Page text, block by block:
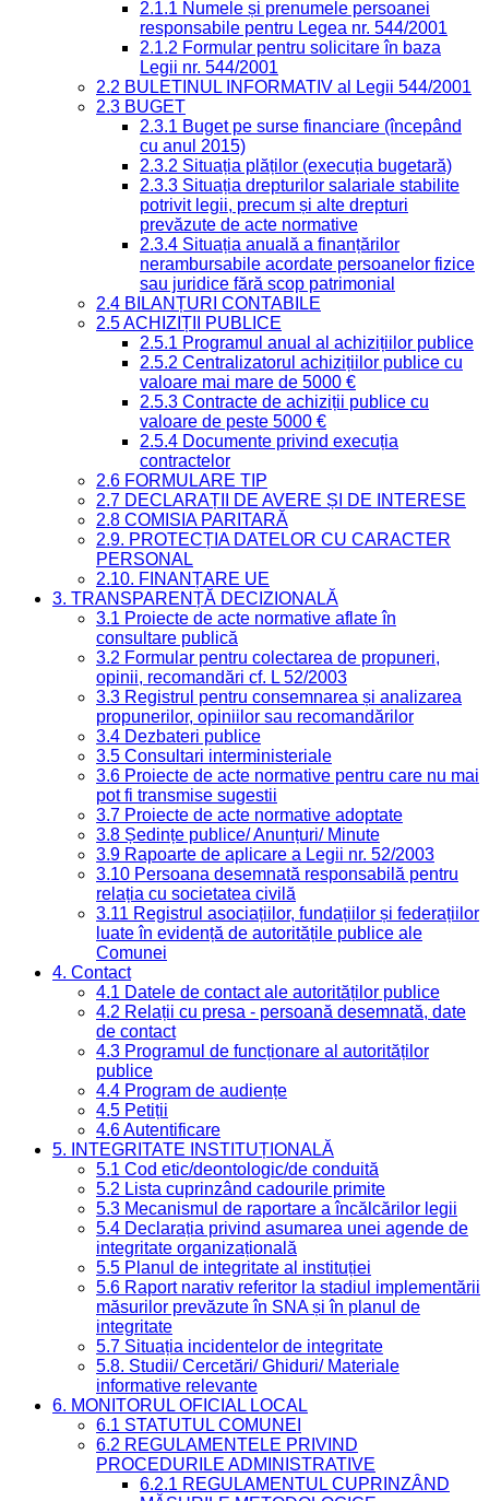
2.1.1 Numele și prenumele persoanei
responsabile pentru Legea nr. 544/2001
2.1.2 Formular pentru solicitare în baza
Legii nr. 544/2001
2.2 BULETINUL INFORMATIV al Legii 544/2001
2.3 BUGET
2.3.1 Buget pe surse financiare (începând
cu anul 2015)
2.3.2 Situația plăților (execuția bugetară)
2.3.3 Situația drepturilor salariale stabilite
potrivit legii, precum și alte drepturi
prevăzute de acte normative
2.3.4 Situația anuală a finanțărilor
nerambursabile acordate persoanelor fizice
sau juridice fără scop patrimonial
2.4 BILANȚURI CONTABILE
2.5 ACHIZIȚII PUBLICE
2.5.1 Programul anual al achizițiilor publice
2.5.2 Centralizatorul achizițiilor publice cu
valoare mai mare de 5000 €
2.5.3 Contracte de achiziții publice cu
valoare de peste 5000 €
2.5.4 Documente privind execuția
contractelor
2.6 FORMULARE TIP
2.7 DECLARAȚII DE AVERE ȘI DE INTERESE
2.8 COMISIA PARITARĂ
2.9. PROTECȚIA DATELOR CU CARACTER
PERSONAL
2.10. FINANȚARE UE
3. TRANSPARENȚĂ DECIZIONALĂ
3.1 Proiecte de acte normative aflate în
consultare publică
3.2 Formular pentru colectarea de propuneri,
opinii, recomandări cf. L 52/2003
3.3 Registrul pentru consemnarea și analizarea
propunerilor, opiniilor sau recomandărilor
3.4 Dezbateri publice
3.5 Consultari interministeriale
3.6 Proiecte de acte normative pentru care nu mai
pot fi transmise sugestii
3.7 Proiecte de acte normative adoptate
3.8 Ședințe publice/ Anunțuri/ Minute
3.9 Rapoarte de aplicare a Legii nr. 52/2003
3.10 Persoana desemnată responsabilă pentru
relația cu societatea civilă
3.11 Registrul asociațiilor, fundațiilor și federațiilor
luate în evidență de autoritățile publice ale
Comunei
4. Contact
4.1 Datele de contact ale autorităților publice
4.2 Relații cu presa - persoană desemnată, date
de contact
4.3 Programul de funcționare al autorităților
publice
4.4 Program de audiențe
4.5 Petiții
4.6 Autentificare
5. INTEGRITATE INSTITUȚIONALĂ
5.1 Cod etic/deontologic/de conduită
5.2 Lista cuprinzând cadourile primite
5.3 Mecanismul de raportare a încălcărilor legii
5.4 Declarația privind asumarea unei agende de
integritate organizațională
5.5 Planul de integritate al instituției
5.6 Raport narativ referitor la stadiul implementării
măsurilor prevăzute în SNA și în planul de
integritate
5.7 Situația incidentelor de integritate
5.8. Studii/ Cercetări/ Ghiduri/ Materiale
informative relevante
6. MONITORUL OFICIAL LOCAL
6.1 STATUTUL COMUNEI
6.2 REGULAMENTELE PRIVIND
PROCEDURILE ADMINISTRATIVE
6.2.1 REGULAMENTUL CUPRINZÂND